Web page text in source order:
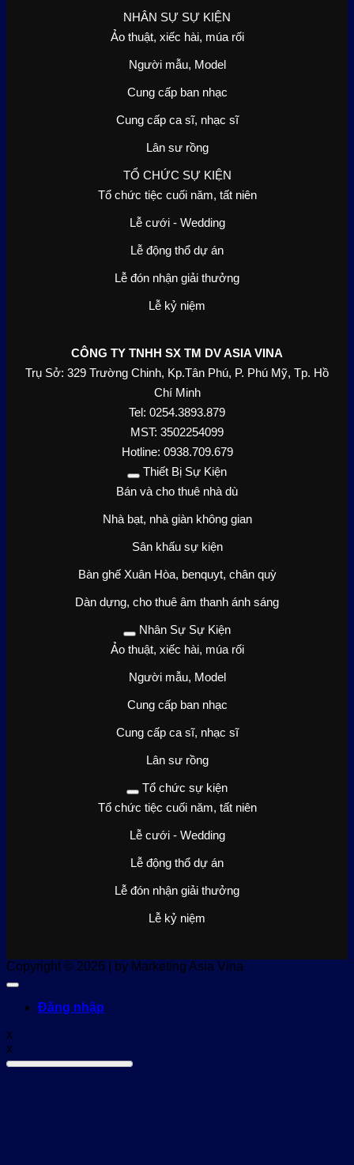
NHÂN SỰ SỰ KIỆN
Ảo thuật, xiếc hài, múa rối
Người mẫu, Model
Cung cấp ban nhạc
Cung cấp ca sĩ, nhạc sĩ
Lân sư rồng
TỔ CHỨC SỰ KIỆN
Tổ chức tiệc cuối năm, tất niên
Lễ cưới - Wedding
Lễ động thổ dự án
Lễ đón nhận giải thưởng
Lễ kỷ niệm
CÔNG TY TNHH SX TM DV ASIA VINA
Trụ Sở: 329 Trường Chinh, Kp.Tân Phú, P. Phú Mỹ, Tp. Hồ
Chí Minh
Tel: 0254.3893.879
MST: 3502254099
Hotline: 0938.709.679
Thiết Bị Sự Kiện
Bán và cho thuê nhà dù
Nhà bạt, nhà giàn không gian
Sân khấu sự kiện
Bàn ghế Xuân Hòa, benquyt, chân quỳ
Dàn dựng, cho thuê âm thanh ánh sáng
Nhân Sự Sự Kiện
Ảo thuật, xiếc hài, múa rối
Người mẫu, Model
Cung cấp ban nhạc
Cung cấp ca sĩ, nhạc sĩ
Lân sư rồng
Tổ chức sự kiện
Tổ chức tiệc cuối năm, tất niên
Lễ cưới - Wedding
Lễ động thổ dự án
Lễ đón nhận giải thưởng
Lễ kỷ niệm
Copyright © 2026 | by Marketing Asia Vina
Đăng nhập
x
x